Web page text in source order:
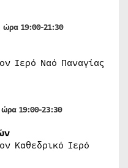
ώρα 19:00-21:30
Ιερό Ναό Παναγίας
19:00-23:30
Καθεδρικό Ιερό